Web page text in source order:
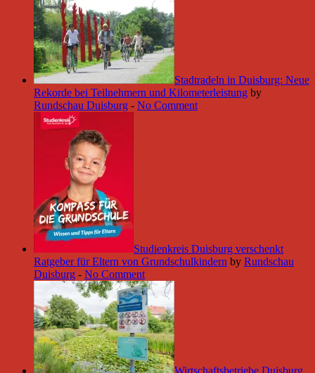
Stadtradeln in Duisburg: Neue
Rekorde bei Teilnehmern und Kilometerleistung by
Rundschau Duisburg - No Comment
Studienkreis Duisburg verschenkt
Ratgeber für Eltern von Grundschulkindern by Rundschau
Duisburg - No Comment
Wirtschaftsbetriebe Duisburg